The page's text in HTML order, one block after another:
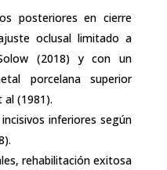
posteriores en cierre
oclusal limitado a
(2018) y con un
porcelana superior
al (1981).
inferiores según
rehabilitación exitosa